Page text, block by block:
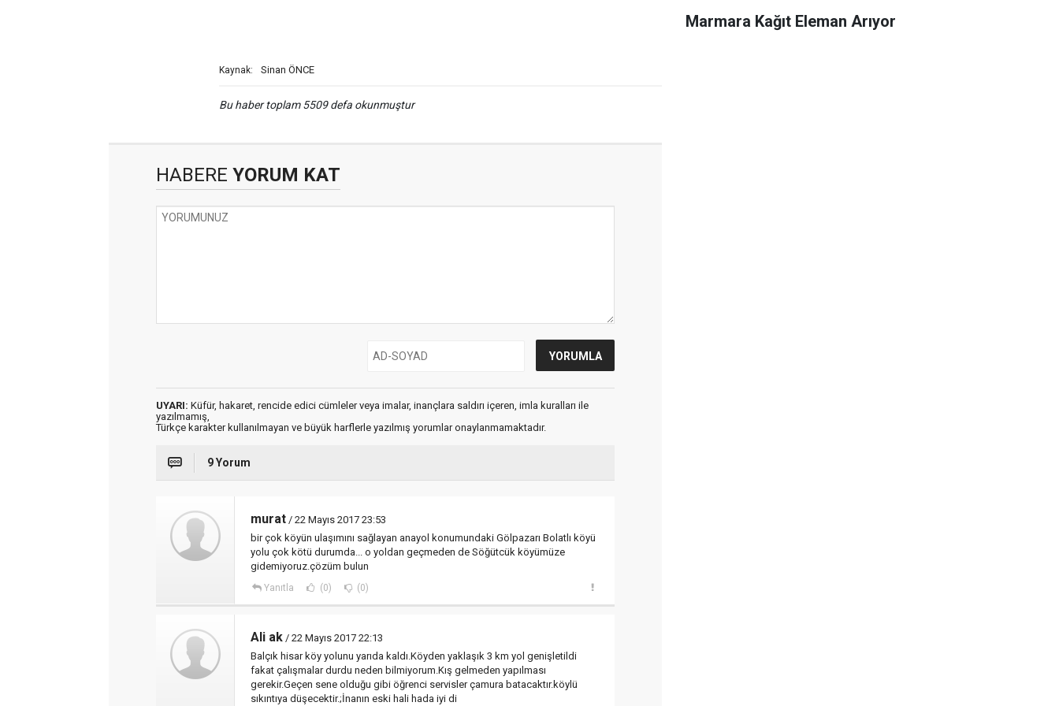
Kaynak: Sinan ÖNCE
Bu haber toplam 5509 defa okunmuştur
HABERE YORUM KAT
UYARI: Küfür, hakaret, rencide edici cümleler veya imalar, inançlara saldırı içeren, imla kuralları ile
yazılmamış,
Türkçe karakter kullanılmayan ve büyük harflerle yazılmış yorumlar onaylanmamaktadır.
9 Yorum
murat / 22 Mayıs 2017 23:53
bir çok köyün ulaşımını sağlayan anayol konumundaki Gölpazarı Bolatlı köyü
yolu çok kötü durumda... o yoldan geçmeden de Söğütcük köyümüze
gidemiyoruz.çözüm bulun
Yanıtla (0) (0)
Ali ak / 22 Mayıs 2017 22:13
Balçık hisar köy yolunu yarıda kaldı.Köyden yaklaşık 3 km yol genişletildi
fakat çalışmalar durdu neden bilmiyorum.Kış gelmeden yapılması
gerekir.Geçen sene olduğu gibi öğrenci servisler çamura batacaktır.köylü
sıkıntıya düşecektir.;İnanın eski hali hada iyi di
Marmara Kağıt Eleman Arıyor